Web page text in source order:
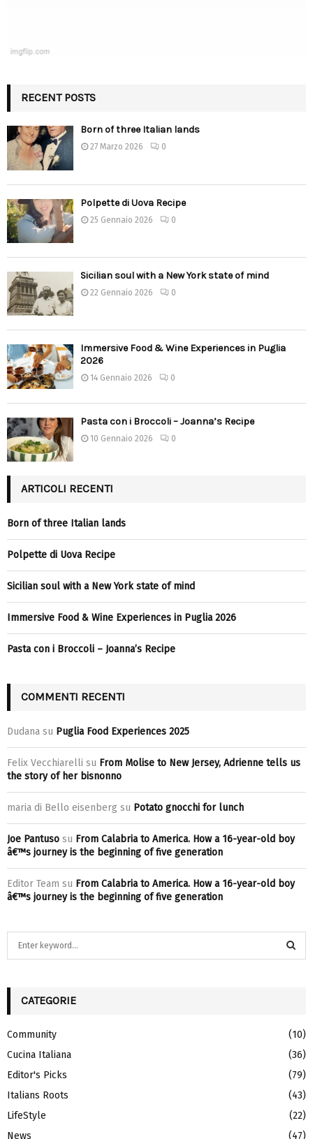
RECENT POSTS
Born of three Italian lands
27 Marzo 2026 0
Polpette di Uova Recipe
25 Gennaio 2026 0
Sicilian soul with a New York state of mind
22 Gennaio 2026 0
Immersive Food & Wine Experiences in Puglia
2026
14 Gennaio 2026 0
Pasta con i Broccoli – Joanna’s Recipe
10 Gennaio 2026 0
ARTICOLI RECENTI
Born of three Italian lands
Polpette di Uova Recipe
Sicilian soul with a New York state of mind
Immersive Food & Wine Experiences in Puglia 2026
Pasta con i Broccoli – Joanna’s Recipe
COMMENTI RECENTI
Dudana su Puglia Food Experiences 2025
Felix Vecchiarelli su From Molise to New Jersey, Adrienne tells us
the story of her bisnonno
maria di Bello eisenberg su Potato gnocchi for lunch
Joe Pantuso su From Calabria to America. How a 16-year-old boy
â€™s journey is the beginning of five generation
Editor Team su From Calabria to America. How a 16-year-old boy
â€™s journey is the beginning of five generation
h
o
r
:
A
R
H
CATEGORIE
Community
(10)
Cucina Italiana
(36)
Editor's Picks
(79)
Italians Roots
(43)
LifeStyle
(22)
News
(47)